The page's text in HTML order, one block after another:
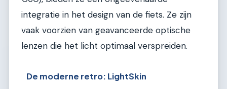
integratie in het design van de fiets. Ze zijn
vaak voorzien van geavanceerde optische
lenzen die het licht optimaal verspreiden.
De moderne retro: LightSkin